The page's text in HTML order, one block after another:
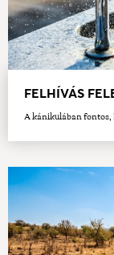
FELHÍVÁS
A kánikulában fontos,